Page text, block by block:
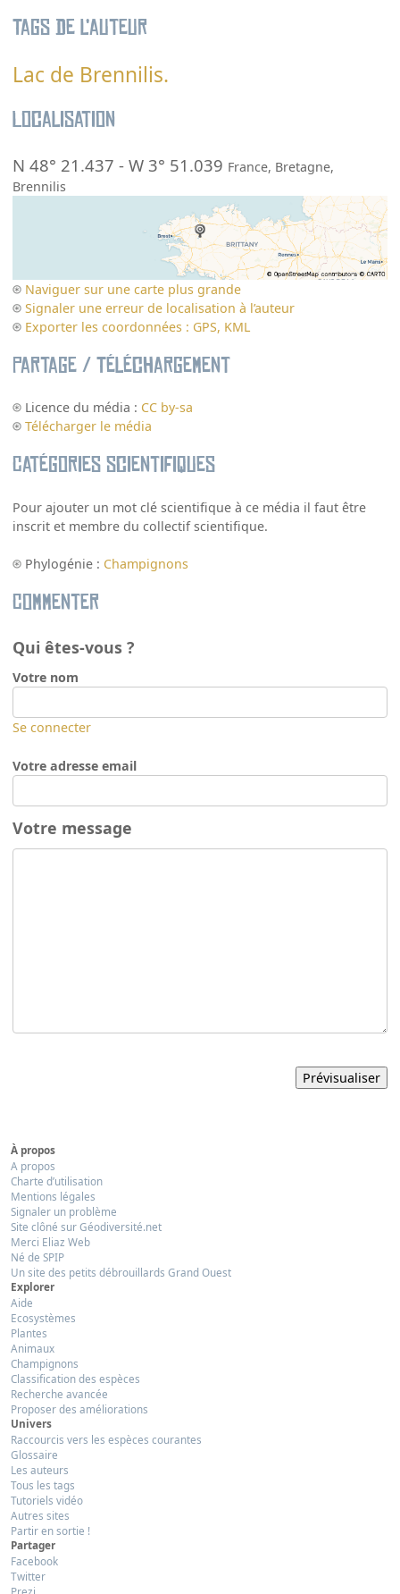
Tags de l’auteur
Lac de Brennilis.
Localisation
N 48° 21.437 -W 3° 51.039 France, Bretagne,
Brennilis
Naviguer sur une carte plus grande
Signaler une erreur de localisation à l’auteur
Exporter les coordonnées : GPS, KML
Partage / Téléchargement
Licence du média : CC by-sa
Télécharger le média
Catégories scientifiques
Pour ajouter un mot clé scientifique à ce média il faut être
inscrit et membre du collectif scientifique.
Phylogénie : Champignons
Commenter
Qui êtes-vous ?
Votre nom
Se connecter
Votre adresse email
Votre message
À propos
A propos
Charte d’utilisation
Mentions légales
Signaler un problème
Site clôné sur Géodiversité.net
Merci Eliaz Web
Né de SPIP
Un site des petits débrouillards Grand Ouest
Explorer
Aide
Ecosystèmes
Plantes
Animaux
Champignons
Classification des espèces
Recherche avancée
Proposer des améliorations
Univers
Raccourcis vers les espèces courantes
Glossaire
Les auteurs
Tous les tags
Tutoriels vidéo
Autres sites
Partir en sortie !
Partager
Facebook
Twitter
Prezi